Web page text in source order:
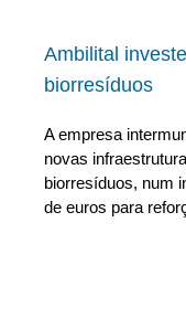
Ambilital
biorresíduos
A empresa
novas
biorresíduos, num
de euros para